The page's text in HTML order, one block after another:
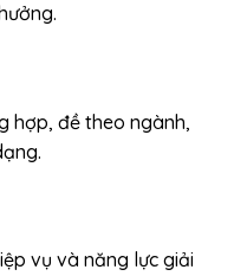
hợp, đề theo ngành,
vụ và năng lực giải